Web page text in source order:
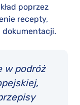
poprzez
recepty,
dokumentacji.
w podróż